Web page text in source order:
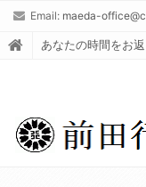
Email: maeda-
あなたの時間をお